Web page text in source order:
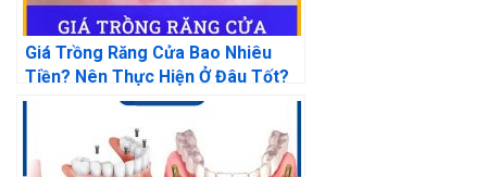
Giá Trồng Răng Cửa Bao Nhiêu
Tiền? Nên Thực Hiện Ở Đâu Tốt?